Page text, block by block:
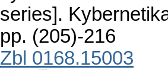
series].
pp. (205)-216
Zbl 0168.15003